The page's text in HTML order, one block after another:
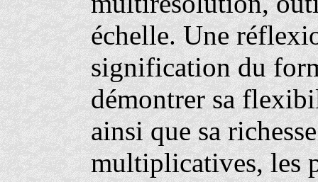
échelle. Une
signification du
démontrer sa
ainsi que sa
multiplicatives, les